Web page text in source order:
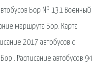
Бор № 131 Военный
маршрута Бор. Карта
2017 автобусов с
. Расписание автобусов 94